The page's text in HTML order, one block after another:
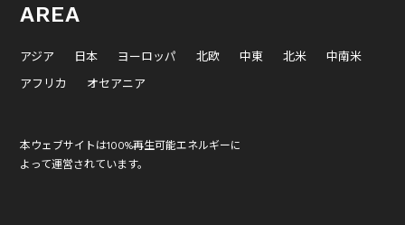
AREA
アジア 日本 ヨーロッパ 北欧 中東 北米
中南米
アフリカ
オセアニア
本ウェブサイトは100%再生可能エネルギーに
よって運営されています。